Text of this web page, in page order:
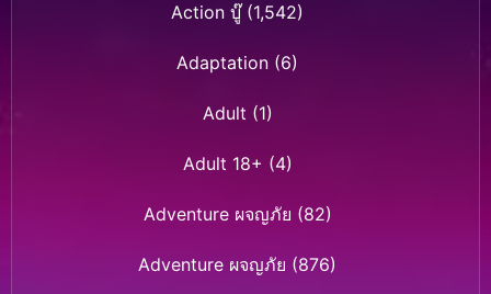
Action บู๊(1,542)
Adaptation (6)
Adult (1)
Adult 18+ (4)
Adventure ผจญภัย (82)
Adventure ผจญภัย (876)